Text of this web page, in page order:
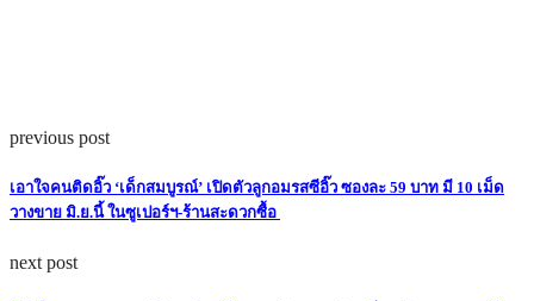
previous post
เอาใจคนติดอิ๊ว ‘เด็กสมบูรณ์’​ เปิดตัวลูกอมรสซีอิ๊ว ซองละ 59 บาท มี 10 เม็ด
วางขาย มิ.ย.นี้ ในซูเปอร์ฯ-ร้านสะดวกซื้อ
next post